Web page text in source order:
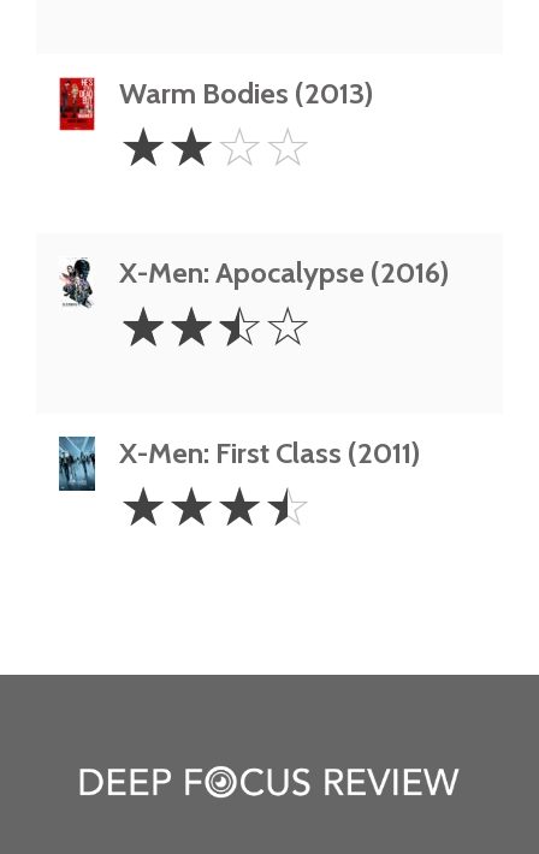
Warm Bodies (2013)
Stars
☆☆☆☆
X-Men: Apocalypse (2016)
2.5
Stars
☆☆☆☆
X-Men: First Class (2011)
3.5
Stars
☆☆☆☆